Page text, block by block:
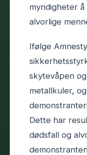
myndigheter
alvorlige
Ifølge
skytevåpen
metallkuler,
Dette har
dødsfall og